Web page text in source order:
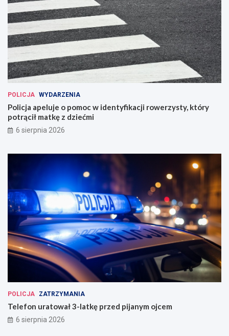
POLICJA WYDARZENIA
Policja apeluje o pomoc w identyfikacji rowerzysty, który
potrącił matkę z dziećmi
6 sierpnia 2026
POLICJA ZATRZYMANIA
Telefon uratował 3-latkę przed pijanym ojcem
6 sierpnia 2026